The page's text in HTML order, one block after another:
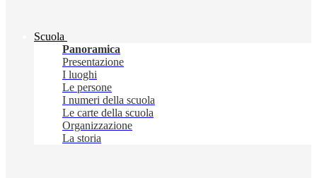
Scuola
Panoramica
Presentazione
I luoghi
Le persone
I numeri della scuola
Le carte della scuola
Organizzazione
La storia